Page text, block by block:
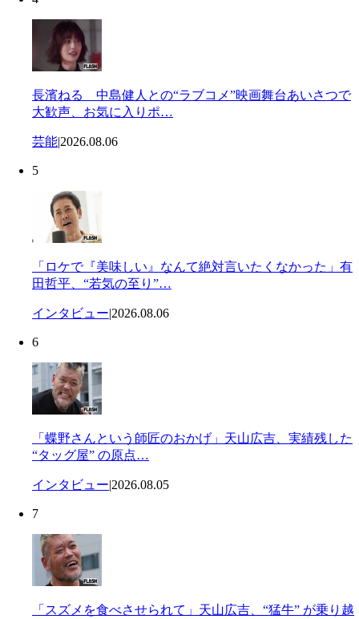
長濱ねる 中島健人との“ラブコメ”映画舞台あいさつで
大歓声、お気に入りポ…
芸能|2026.08.06
5
「ロケで『美味しい』なんて絶対言いたくなかった」有
田哲平、“若気の至り”…
インタビュー|2026.08.06
6
「蝶野さんという師匠のおかげ」天山広吉、実績残した
“タッグ屋” の原点…
インタビュー|2026.08.05
7
「スズメを食べさせられて」天山広吉、“猛牛” が乗り越